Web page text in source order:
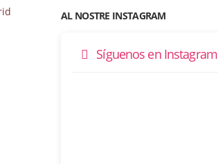
AL NOSTRE INSTAGRAM
Síguenos en Instagram